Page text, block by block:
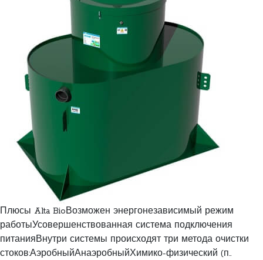
Плюсы Alta BioВозможен энергонезависимый режим
работыУсовершенствованная система подключения
питанияВнутри системы происходят три метода очистки
стоков:АэробныйАнаэробныйХимико-физический (п..